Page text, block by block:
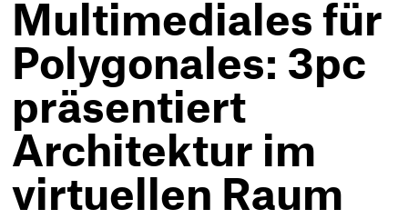
Multimediales für
Polygonales: 3pc
präsentiert
Architektur im
virtuellen Raum